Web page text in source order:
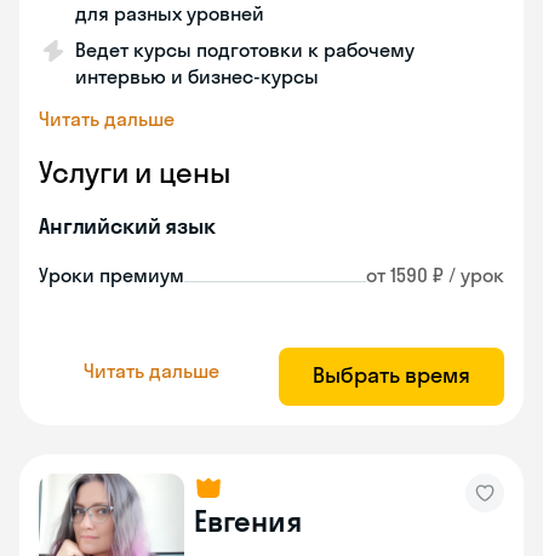
для разных уровней
Ведет курсы подготовки к рабочему
интервью и бизнес-курсы
Читать дальше
Услуги и цены
Английский язык
Уроки премиум от 1590 ₽ / урок
Читать дальше Выбрать время
Евгения